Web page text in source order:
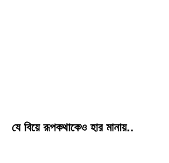
যে বিয়ে রূপকথাকেও হার মানায়..